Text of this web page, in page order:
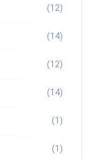
(12)
(14)
(12)
(14)
(1)
(1)